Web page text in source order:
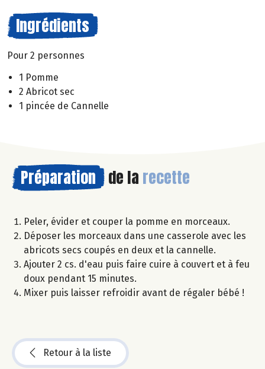
Ingrédients
Pour 2 personnes
1 Pomme
2 Abricot sec
1 pincée de Cannelle
Préparation de la recette
Peler, évider et couper la pomme en morceaux.
Déposer les morceaux dans une casserole avec les
abricots secs coupés en deux et la cannelle.
Ajouter 2 cs. d'eau puis faire cuire à couvert et à feu
doux pendant 15 minutes.
Mixer puis laisser refroidir avant de régaler bébé !
Retour à la liste